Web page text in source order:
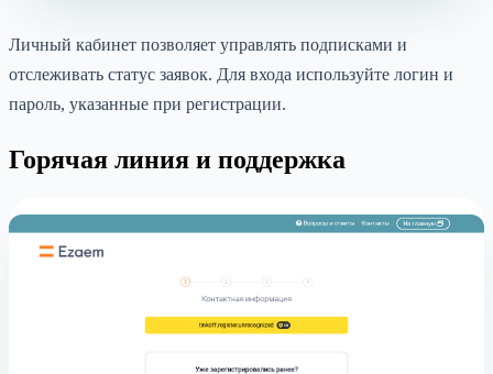
Личный кабинет позволяет управлять подписками и
отслеживать статус заявок. Для входа используйте логин и
пароль, указанные при регистрации.
Горячая линия и поддержка